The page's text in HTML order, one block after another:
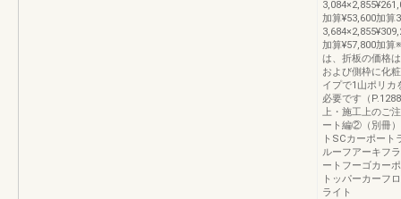
加算¥53,600加算
加算¥57,800加算
は、折板の価格
および側枠に化
イプで1山ポリカ
必要です（
上・施工上のご
ート編②（別冊
トSCカーポー
ルーフアーキフ
ートフーゴカー
トッパーカーフ
ライト